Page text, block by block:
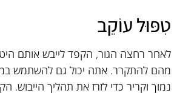
טִפּוּל עוֹקֵב
לאחר רחצה הגור, הקפד לייבש אותם
מהם להתקרר. אתה יכול גם להשתמש
נמוך וקריר כדי לזרז את תהליך הייבוש.